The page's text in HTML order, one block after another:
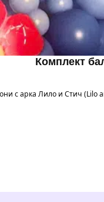
Комплект
с арка Лило и Стич